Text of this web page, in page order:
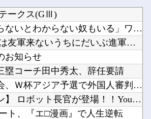
【日向坂46】 上村ひなの、重大な問題について
【ホロライブ】 みこちは本当こういうの上手いなｗｗｗ
【AM4】 さすがにDDR5へ乗り換えるタイミング逃し感が半端ない
相互RSS
【悲報】日本語がAIで不利な理由、明らかになってしまう他
すまん、マジのガチでウーバーが無理なんやが他
『はねバド！』全16巻すべて「50％ポイント還元」セール！6,336円分返ってくる！作風が...
【聖闘士星矢】黄金聖闘士って蟹座ばかりネタにされますが牡牛座も大概ですよねｗｗｗ他
【にじさんじ】そまたますずの爆弾解除！そまたま大げんかで草他
【画像】「テニスの王子様」の手塚国光の零式サーブ、ガチで強すぎるｗｗｗｗ他
【ウマ娘】レース後半のこの動き、スティルの挙動がやばすぎる。他
任天堂「今期中にSwitch2ソフトを6000万本売る（現在946万本達成）」他
ークス(GⅢ)
体罰肯定派「殴らないとわからない奴もいる」ワイ「いや司法や警...
【艦これ】 今回は友軍来ないうちにだいぶ進軍出来てる提督多い...
お知らせ
塁コーチ田中秀太、辞任要請
韓国サッカー協会、Ｗ杯アジア予選で外国人審判員に性的接待か…...
【ウルトラセブン】 ロボット長官が登場！！YouTubeで「...
ト、『エ□漫画』で人生逆転